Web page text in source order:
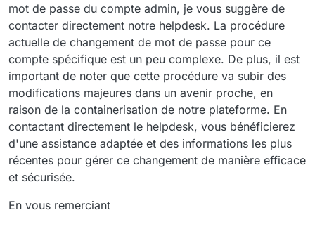
mot de passe du compte admin, je vous suggère de
contacter directement notre helpdesk. La procédure
actuelle de changement de mot de passe pour ce
compte spécifique est un peu complexe. De plus, il est
important de noter que cette procédure va subir des
modifications majeures dans un avenir proche, en
raison de la containerisation de notre plateforme. En
contactant directement le helpdesk, vous bénéficierez
d'une assistance adaptée et des informations les plus
récentes pour gérer ce changement de manière efficace
et sécurisée.
En vous remerciant